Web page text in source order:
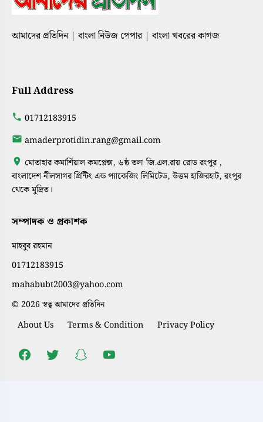
আমাদের প্রতিদিন | বাংলা নিউজ পেপার | বাংলা খবরের কাগজ
Full Address
01712183915
amaderprotidin.rang@gmail.com
মোতাহার কমার্শিয়াল কমপ্লেক্স, ৬ষ্ঠ তলা জি.এল.রায় রোড রংপুর ,
বাংলাদেশ নীলসাগর প্রিন্টিং এন্ড প্যাকেজিং লিমিটেড, উত্তম হাজিরহাট, রংপুর
থেকে মুদ্রিত।
সম্পাদক ও প্রকাশক
মাহবুব রহমান
01712183915
mahabubt2003@yahoo.com
© 2026 স্বত্ব আমাদের প্রতিদিন
About Us Terms & Condition Privacy Policy